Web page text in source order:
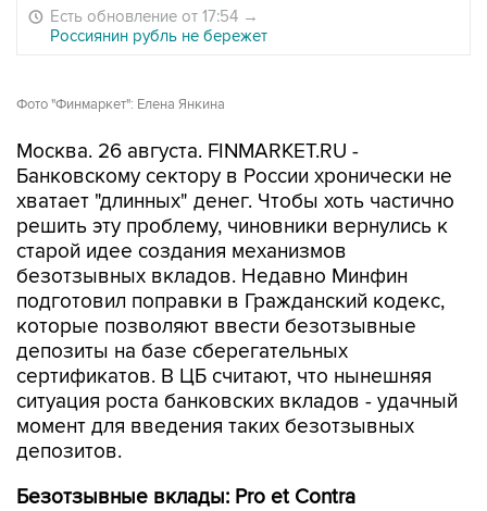
Есть обновление от 17:54 →
Россиянин рубль не бережет
Фото "Финмаркет": Елена Янкина
Москва. 26 августа. FINMARKET.RU -
Банковскому сектору в России хронически не
хватает "длинных" денег. Чтобы хоть частично
решить эту проблему, чиновники вернулись к
старой идее создания механизмов
безотзывных вкладов. Недавно Минфин
подготовил поправки в Гражданский кодекс,
которые позволяют ввести безотзывные
депозиты на базе сберегательных
сертификатов. В ЦБ считают, что нынешняя
ситуация роста банковских вкладов - удачный
момент для введения таких безотзывных
депозитов.
Безотзывные вклады: Pro et Contra